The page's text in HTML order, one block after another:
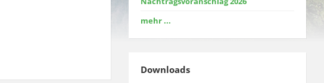
mehr ...
Downloads